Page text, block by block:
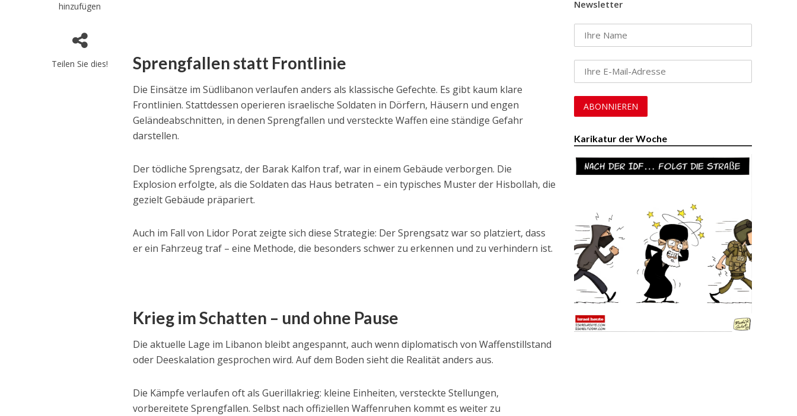
hinzufügen
Teilen Sie dies! Sprengfallen statt Frontlinie
Die Einsätze im Südlibanon verlaufen anders als klassische Gefechte. Es gibt kaum klare
Frontlinien. Stattdessen operieren israelische Soldaten in Dörfern, Häusern und engen
Geländeabschnitten, in denen Sprengfallen und versteckte Waffen eine ständige Gefahr
darstellen.
Der tödliche Sprengsatz, der Barak Kalfon traf, war in einem Gebäude verborgen. Die
Explosion erfolgte, als die Soldaten das Haus betraten – ein typisches Muster der Hisbollah, die
gezielt Gebäude präpariert.
Auch im Fall von Lidor Porat zeigte sich diese Strategie: Der Sprengsatz war so platziert, dass
er ein Fahrzeug traf – eine Methode, die besonders schwer zu erkennen und zu verhindern ist.
Krieg im Schatten – und ohne Pause
Die aktuelle Lage im Libanon bleibt angespannt, auch wenn diplomatisch von Waffenstillstand
oder Deeskalation gesprochen wird. Auf dem Boden sieht die Realität anders aus.
Die Kämpfe verlaufen oft als Guerillakrieg: kleine Einheiten, versteckte Stellungen,
vorbereitete Sprengfallen. Selbst nach offiziellen Waffenruhen kommt es weiter zu
Newsletter
Karikatur der Woche